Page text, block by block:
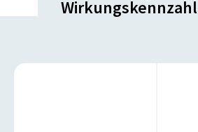
Wirkungskennzahl